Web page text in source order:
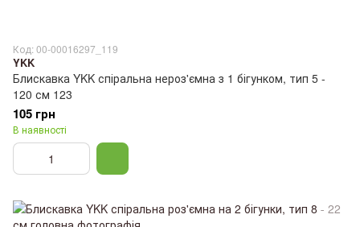
Код: 00-00016297_119
YKK
Блискавка YKK спіральна нероз'ємна з 1 бігунком, тип 5 -
120 см 123
105 грн
В наявності